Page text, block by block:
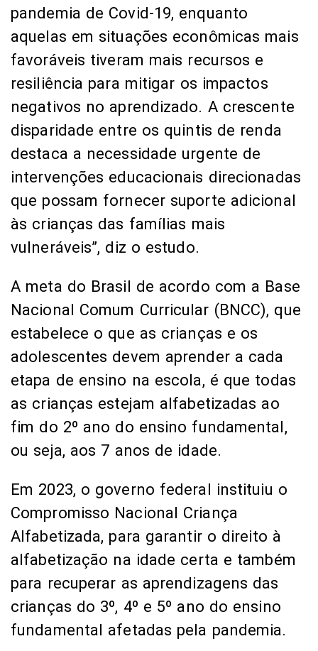
pandemia de Covid-19, enquanto
aquelas em situações econômicas mais
favoráveis tiveram mais recursos e
resiliência para mitigar os impactos
negativos no aprendizado. A crescente
disparidade entre os quintis de renda
destaca a necessidade urgente de
intervenções educacionais direcionadas
que possam fornecer suporte adicional
às crianças das famílias mais
vulneráveis”, diz o estudo.
A meta do Brasil de acordo com a Base
Nacional Comum Curricular (BNCC), que
estabelece o que as crianças e os
adolescentes devem aprender a cada
etapa de ensino na escola, é que todas
as crianças estejam alfabetizadas ao
fim do 2º ano do ensino fundamental,
ou seja, aos 7 anos de idade.
Em 2023, o governo federal instituiu o
Compromisso Nacional Criança
Alfabetizada, para garantir o direito à
alfabetização na idade certa e também
para recuperar as aprendizagens das
crianças do 3º, 4º e 5º ano do ensino
fundamental afetadas pela pandemia.